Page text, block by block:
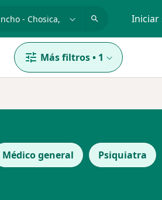
Iniciar
Más filtros• 1
Médico general Psiquiatra